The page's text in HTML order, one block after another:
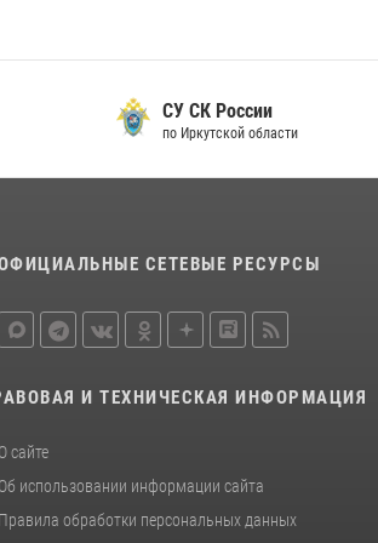
Росгвардию
16 июля 2026, 09:19
Сотрудники СОБР «Байкал»
СУ СК России
по Иркутской области
СЕТЕВЫЕ РЕСУРСЫ
И ТЕХНИЧЕСКАЯ ИНФОРМАЦИЯ
О сайте
Об использовании информации сайта
Правила обработки персональных данных